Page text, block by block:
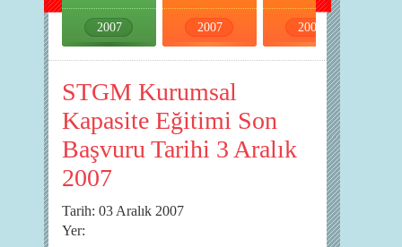
2007 2007 2007
STGM Kurumsal
Kapasite Eğitimi Son
Başvuru Tarihi 3 Aralık
2007
Tarih: 03 Aralık 2007
Yer: